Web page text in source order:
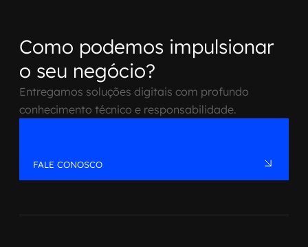
Como podemos impulsionar
o seu negócio?
Entregamos soluções digitais com profundo
conhecimento técnico e responsabilidade.
FALE CONOSCO